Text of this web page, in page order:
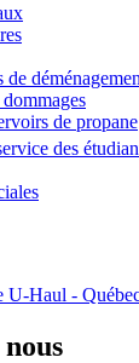
de
de propane
des
U-Haul -